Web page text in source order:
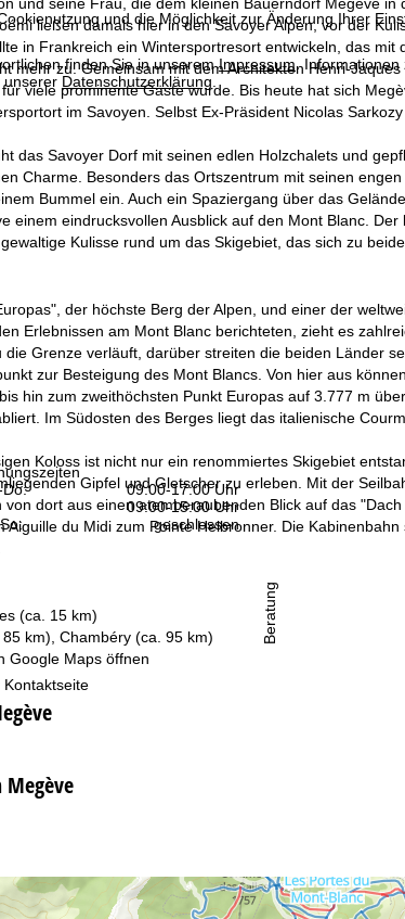
und die Möglichkeit zur Änderung Ihrer
finden Sie in unseremImpressum. Informationen
unserer Datenschutzerklärung
09:00-17:00 Uhr
09:00-15:00 Uhr
geschlossen
Kontaktseite
Beratung
ließen damals hier in den Savoyer Alpen, vor der
in Frankreich ein Wintersportresort entwickeln, das
mehr zu. Gemeinsam mit dem Architekten Henri-
viele prominente Gäste wurde. Bis heute hat sich
im Savoyen. Selbst Ex-Präsident Nicolas
das Savoyer Dorf mit seinen edlen Holzchalets und
Charme. Besonders das Ortszentrum mit seinen
Bummel ein. Auch ein Spaziergang über das
einem eindrucksvollen Ausblick auf den Mont Blanc.
Kulisse rund um das Skigebiet, das sich zu
der höchste Berg der Alpen, und einer der
Erlebnissen am Mont Blanc berichteten, zieht es
die Grenze verläuft, darüber streiten die beiden Länder
zur Besteigung des Mont Blancs. Von hier aus
hin zum zweithöchsten Punkt Europas auf 3.777 m
Im Südosten des Berges liegt das italienische
Koloss ist nicht nur ein renommiertes Skigebiet
Gipfel und Gletscher zu erleben. Mit der
von dort aus einen atemberaubenden Blick auf das
Aiguille du Midi zum Pointe Helbronner. Die
(ca. 15 km)
km), Chambéry (ca. 95 km)
Google Mapsöffnen